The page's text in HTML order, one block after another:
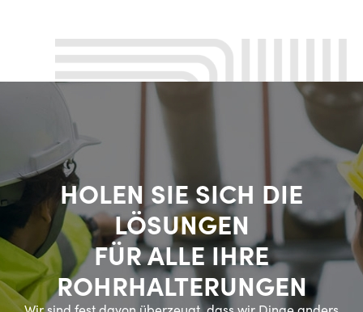
HOLEN SIE SICH DIE
LÖSUNGEN
FÜR ALLE IHRE
ROHRHALTERUNGEN